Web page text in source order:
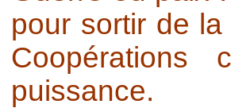
pour sortir de
Coopérations
puissance.